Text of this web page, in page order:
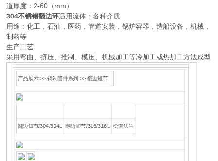
道厚度：2-60（mm）
304不锈钢翻边环适用流体：各种介质
用途：化工，石油，医药，管道安装，锅炉容器，造船设备，机械，
制药等
生产工艺:
采用弯曲、挤压、推制、模压、机械加工等冷加工或热加工方法成型
产品展示 >> 钢制管件系列 >> 翻边短节
翻边短节/304/304L 翻边短节/316/316L 松套法兰